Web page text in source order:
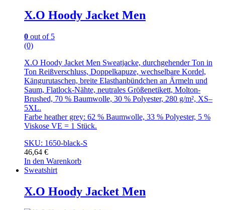
X.O Hoody Jacket Men
0 out of 5
(0)
X.O Hoody Jacket Men Sweatjacke, durchgehender Ton in
Ton Reißverschluss, Doppelkapuze, wechselbare Kordel,
Kängurutaschen, breite Elasthanbündchen an Ärmeln und
Saum, Flatlock-Nähte, neutrales Größenetikett, Molton-
Brushed, 70 % Baumwolle, 30 % Polyester, 280 g/m², XS–
5XL.
Farbe heather grey: 62 % Baumwolle, 33 % Polyester, 5 %
Viskose VE = 1 Stück.
SKU: 1650-black-S
46,64 €
In den Warenkorb
Sweatshirt
X.O Hoody Jacket Men